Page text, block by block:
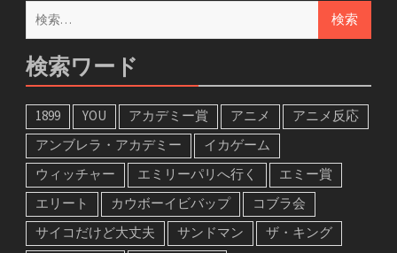
検
索:
検索ワード
1899 YOU アカデミー賞 アニメ
アニメ反応
アンブレラ・アカデミー
イカゲーム
ウィッチャー
エミリーパリへ行く
エミー賞
エリート
カウボーイビバップ
コブラ会
サイコだけど大丈夫
サンドマン
ザ・キング